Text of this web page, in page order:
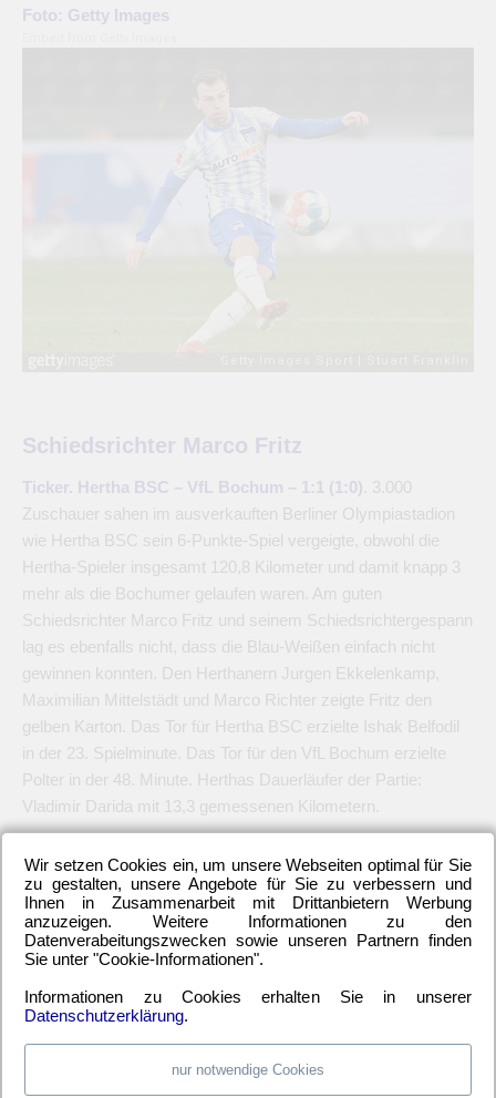
Foto: Getty Images
Schiedsrichter Marco Fritz
Ticker. Hertha BSC – VfL Bochum – 1:1 (1:0) . 3.000
Zuschauer sahen im ausverkauften Berliner Olympiastadion
wie Hertha BSC sein 6-Punkte-Spiel vergeigte, obwohl die
Hertha-Spieler insgesamt 120,8 Kilometer und damit knapp 3
mehr als die Bochumer gelaufen waren. Am guten
Schiedsrichter Marco Fritz und seinem Schiedsrichtergespann
lag es ebenfalls nicht, dass die Blau-Weißen einfach nicht
gewinnen konnten. Den Herthanern Jurgen Ekkelenkamp,
Maximilian Mittelstädt und Marco Richter zeigte Fritz den
gelben Karton. Das Tor für Hertha BSC erzielte Ishak Belfodil
in der 23. Spielminute. Das Tor für den VfL Bochum erzielte
Polter in der 48. Minute. Herthas Dauerläufer der Partie:
Vladimir Darida mit 13,3 gemessenen Kilometern.
Hertha BSC gegen VfL Bochum
Hertha-Mannschaftsaufstellung und Einwechselspieler:
Hertha-Spiele Fußball-Historie
Wir setzen Cookies ein, um unsere Webseiten optimal für Sie
zu gestalten, unsere Angebote für Sie zu verbessern und
Ihnen in Zusammenarbeit mit Drittanbietern Werbung
anzuzeigen. Weitere Informationen zu den
Datenverabeitungszwecken sowie unseren Partnern finden
Sie unter "Cookie-Informationen".
Informationen zu Cookies erhalten Sie in unserer
Datenschutzerklärung.
nur notwendige Cookies